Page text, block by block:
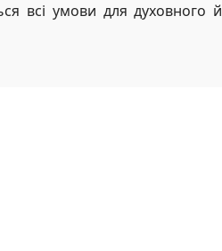
всі умови для духовного й